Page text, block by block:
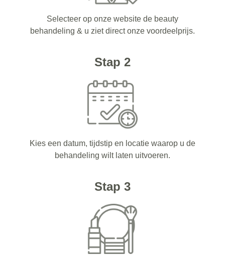
Selecteer op onze website de beauty
behandeling & u ziet direct onze voordeelprijs.
Stap 2
Kies een datum, tijdstip en locatie waarop u de
behandeling wilt laten uitvoeren.
Stap 3